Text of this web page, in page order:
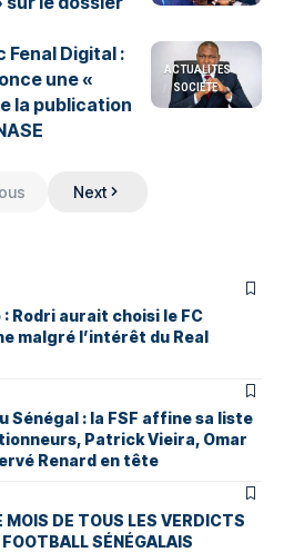
ACTUALITES
SOCIETE
Digital :
une «
la publication
Next
Rodri aurait choisi le FC
malgré l’intérêt du Real
Sénégal : la FSF affine sa liste
Patrick Vieira, Omar
Renard en tête
MOIS DE TOUS LES VERDICTS
FOOTBALL SÉNÉGALAIS